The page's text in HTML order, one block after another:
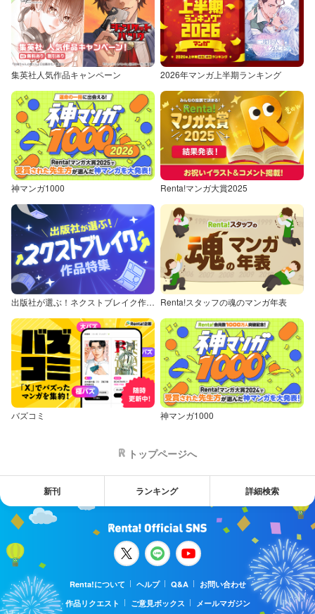
集英社人気作品キャンペーン 2026年マンガ上半期ランキング
神マンガ1000 Renta!マンガ大賞2025
出版社が選ぶ！ネクストブレイク作品特集 Renta!スタッフの魂のマンガ年表
バズコミ 神マンガ1000
トップページへ
新刊 ランキング 詳細検索
Renta!について ヘルプ Q&A
お問い合わせ
作品リクエスト
ご意見ボックス メールマガジン